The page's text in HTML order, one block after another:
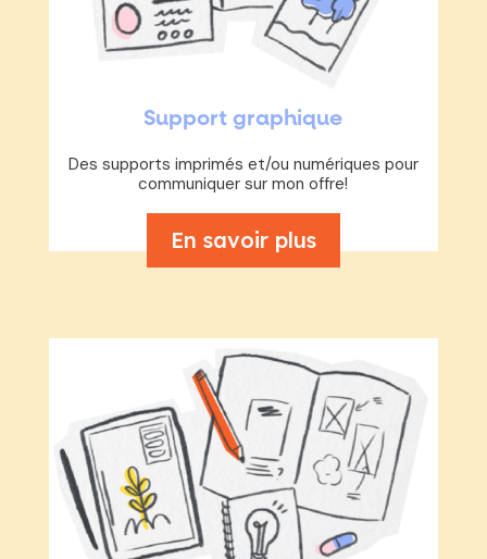
Support graphique
Des supports imprimés et/ou numériques pour
communiquer sur mon offre!
En savoir plus